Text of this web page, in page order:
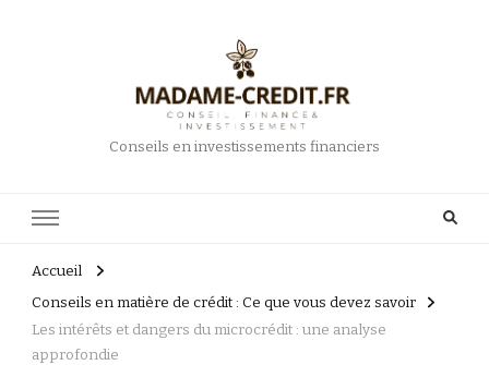
Conseils en investissements financiers
Accueil
Conseils en matière de crédit : Ce que vous devez savoir
Les intérêts et dangers du microcrédit : une analyse
approfondie